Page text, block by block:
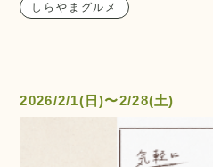
しらやまグルメ
2026/2/1(日)〜2/28(土)